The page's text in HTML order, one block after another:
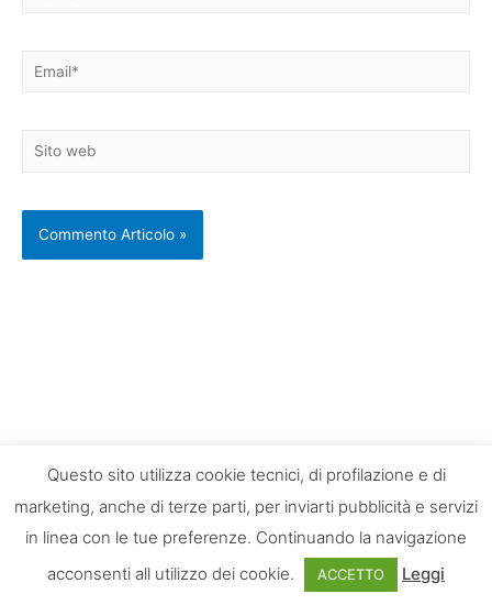
Email*
Sito
Questo sito utilizza cookie tecnici, di profilazione e di
marketing, anche di terze parti, per inviarti pubblicità e servizi
in linea con le tue preferenze. Continuando la navigazione
acconsenti all utilizzo dei cookie.
ACCETTO Leggi